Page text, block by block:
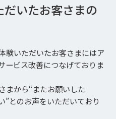
いたお客さまの
験いただいたお客さまにはア
ービス改善につなげておりま
まから“またお願いした
”とのお声をいただいており